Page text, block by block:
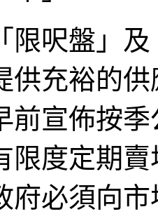
限呎盤」
供充裕的
前宣佈按
限度定期
府必須向